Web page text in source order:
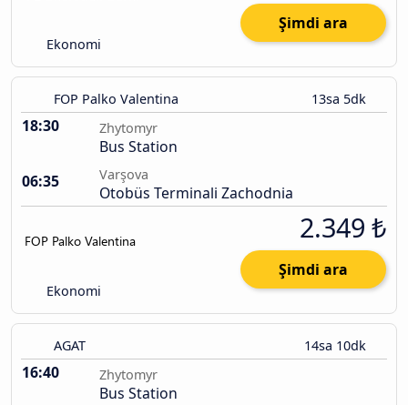
Ekonomi
Şimdi ara
FOP Palko Valentina 13sa 5dk
18:30 Zhytomyr
Bus Station
06:35
Varşova
Otobüs Terminali Zachodnia
Ekonomi
2.349 ₺
Şimdi ara
AGAT 14sa 10dk
16:40 Zhytomyr
Bus Station